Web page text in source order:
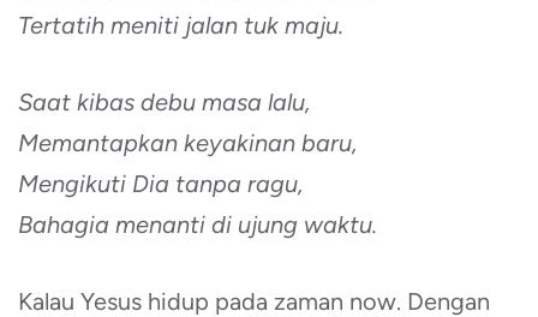
Tertatih meniti jalan tuk maju.
Saat kibas debu masa lalu,
Memantapkan keyakinan baru,
Mengikuti Dia tanpa ragu,
Bahagia menanti di ujung waktu.
Kalau Yesus hidup pada zaman now. Dengan